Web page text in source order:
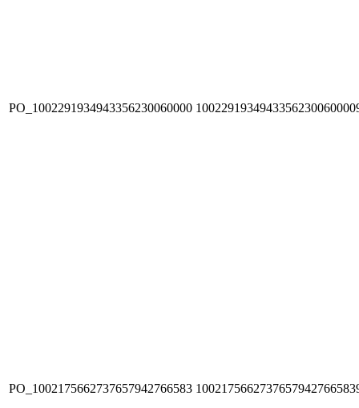
PO_1002291934943356230060000
PO_1002175662737657942766583